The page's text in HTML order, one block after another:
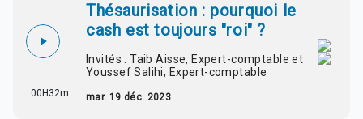
00H32m
Thésaurisation : pourquoi le
cash est toujours "roi" ?
Invités : Taib Aisse, Expert-comptable et
Youssef Salihi, Expert-comptable
mar. 19 déc. 2023